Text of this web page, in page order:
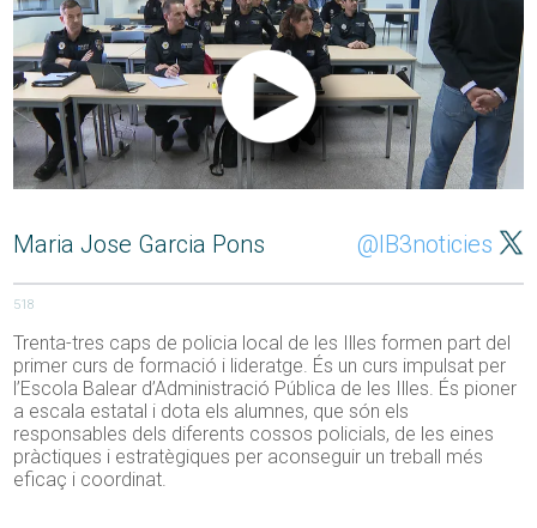
Maria Jose Garcia Pons @IB3noticies
518
Trenta-tres caps de policia local de les Illes formen part del
primer curs de formació i lideratge. És un curs impulsat per
l’Escola Balear d’Administració Pública de les Illes. És pioner
a escala estatal i dota els alumnes, que són els
responsables dels diferents cossos policials, de les eines
pràctiques i estratègiques per aconseguir un treball més
eficaç i coordinat.